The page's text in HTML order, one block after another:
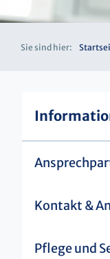
Sie sind hier:
Kontakt &
Pflege und